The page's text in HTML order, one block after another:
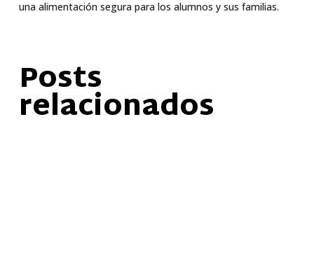
una alimentación segura para los alumnos y sus familias.
Posts
relacionados